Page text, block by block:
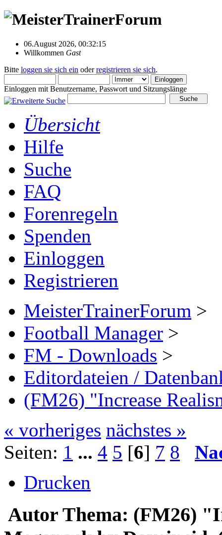
06.August 2026, 00:32:15
Willkommen Gast
Bitte loggen sie sich ein oderregistrieren sie sich.
Einloggen mit Benutzername, Passwort und Sitzungslänge
Übersicht
Hilfe
Suche
FAQ
Forenregeln
Spenden
Einloggen
Registrieren
MeisterTrainerForum >
Football Manager >
FM - Downloads >
Editordateien /
(FM26) "Increase
« vorheriges nächstes »
Seiten: 1 ... 4 5 [6] 7 8
Drucken
Autor Thema: (FM26)